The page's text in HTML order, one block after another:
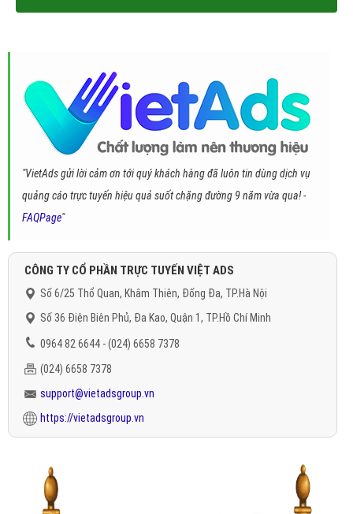
"VietAds gửi lời cảm ơn tới quý khách hàng đã luôn tin dùng dịch vụ
quảng cáo trực tuyến hiệu quả suốt chặng đường 9 năm vừa qua! -
FAQPage"
CÔNG TY CỔ PHẦN TRỰC TUYẾN VIỆT ADS
Số 6/25 Thổ Quan, Khâm Thiên, Đống Đa, TP.Hà Nội
Số 36 Điện Biên Phủ, Đa Kao, Quận 1, TP.Hồ Chí Minh
0964 82 6644 - (024) 6658 7378
(024) 6658 7378
support@vietadsgroup.vn
https://vietadsgroup.vn